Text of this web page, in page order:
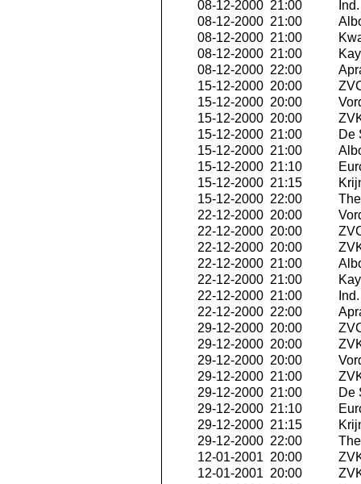
08-12-2000 21:00
08-12-2000 21:00
08-12-2000 21:00
08-12-2000 21:00
08-12-2000 22:00
15-12-2000 20:00
15-12-2000 20:00
15-12-2000 20:00
15-12-2000 21:00
De
15-12-2000 21:00
15-12-2000 21:10
15-12-2000 21:15
15-12-2000 22:00
22-12-2000 20:00
22-12-2000 20:00
22-12-2000 20:00
22-12-2000 21:00
22-12-2000 21:00
22-12-2000 21:00
22-12-2000 22:00
29-12-2000 20:00
29-12-2000 20:00
29-12-2000 20:00
29-12-2000 21:00
29-12-2000 21:00
De
29-12-2000 21:10
29-12-2000 21:15
29-12-2000 22:00
12-01-2001 20:00
12-01-2001 20:00